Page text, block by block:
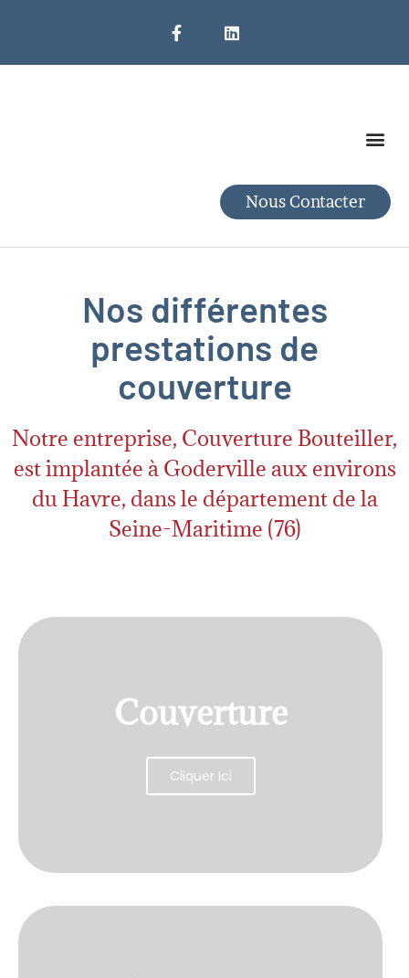
Nous Contacter
Nos différentes
prestations de
couverture
Notre entreprise, Couverture Bouteiller,
est implantée à Goderville aux environs
du Havre, dans le département de la
Seine-Maritime (76)
Couverture
Cliquer Ici